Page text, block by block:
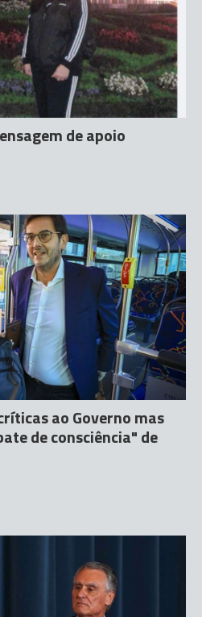
de apoio
ao Governo mas
de consciência" de